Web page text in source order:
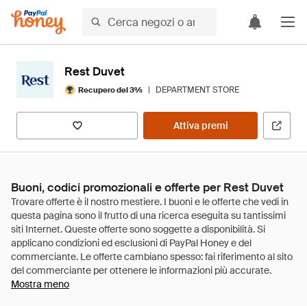
Rest Duvet
Recupero del 3% | DEPARTMENT STORE
Attiva premi
Buoni, codici promozionali e offerte per Rest Duvet
Mostra meno